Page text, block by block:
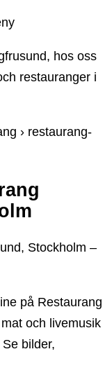
hos oss
restauranger i
› restaurang-
Stockholm –
på Restaurang
och livemusik
bilder,